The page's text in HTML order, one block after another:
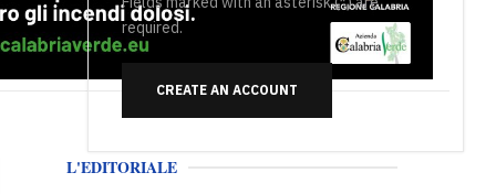
required.
CREATE AN ACCOUNT
L'EDITORIALE